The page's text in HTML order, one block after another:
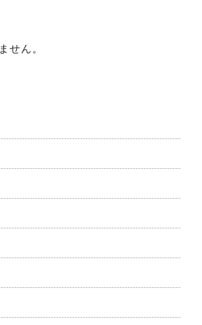
せん。